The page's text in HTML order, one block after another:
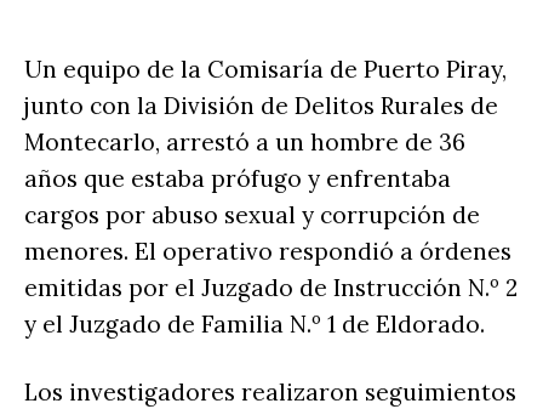
Un equipo de la Comisaría de Puerto Piray,
junto con la División de Delitos Rurales de
Montecarlo, arrestó a un hombre de 36
años que estaba prófugo y enfrentaba
cargos por abuso sexual y corrupción de
menores. El operativo respondió a órdenes
emitidas por el Juzgado de Instrucción N.º 2
y el Juzgado de Familia N.º 1 de Eldorado.
Los investigadores realizaron seguimientos